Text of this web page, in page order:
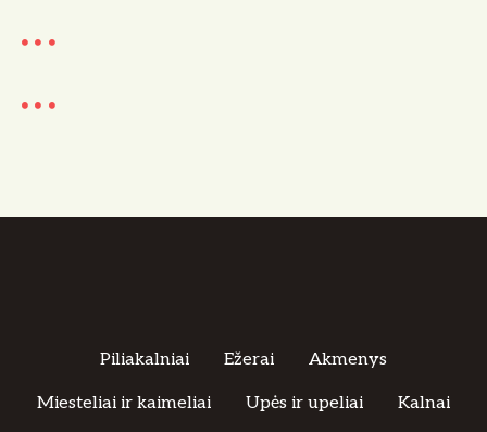
Piliakalniai Ežerai Akmenys
Miesteliai ir kaimeliai Upės ir upeliai Kalnai